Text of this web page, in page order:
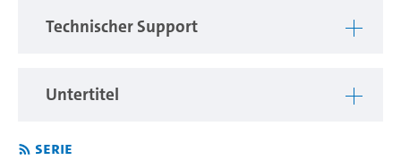
Technischer Support
Untertitel
Serie